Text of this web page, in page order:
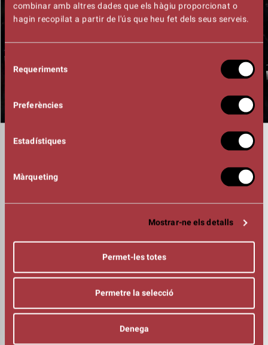
combinar amb altres dades que els hàgiu proporcionat o
hagin recopilat a partir de l'ús que heu fet dels seus serveis.
Selecció
Requeriments
Preferències
Estadístiques
Màrqueting
Mostrar-ne els detalls
Permet-les totes
Permetre la selecció
Denega
DURADA
Beth,
Alumnes de SAMI de l'Esclat
Magalí Datzira (contrabaix, baix i veu)
Alex Badía (piano i teclats)
Guillem Callejón (guitarra elèctrica i pedal “steel” )
I amb la col·laboració de Gemma 4
Jordi Marquillas